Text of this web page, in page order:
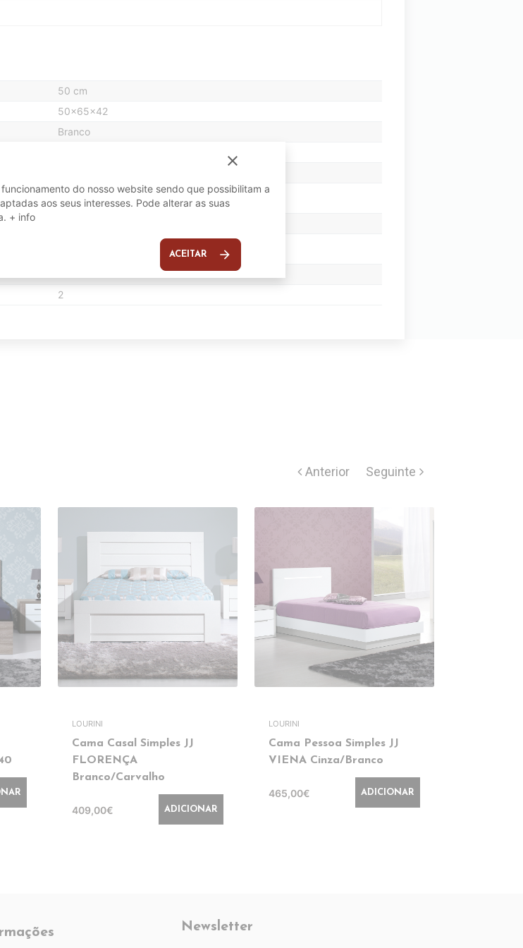
50 cm
50x65x42
Branco
2
LOURINI
Cama Casal Simples JJ
FLORENÇA
Branco/Carvalho
409,00€ ADICIONAR
LOURINI
Cama Pessoa Simples JJ
VIENA Cinza/Branco
465,00€ ADICIONAR
Newsletter
close
do nosso website sendo que possibilitam a
aos seus interesses. Pode alterar as suas
+ info
ACEITAR arrow_forward